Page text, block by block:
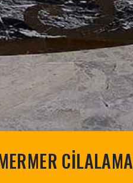
CİLALAMA